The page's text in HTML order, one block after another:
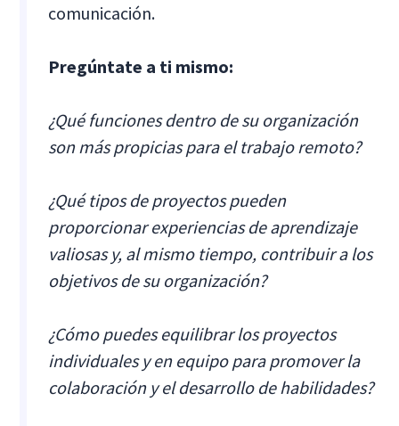
comunicación.
Pregúntate a ti mismo:
¿Qué funciones dentro de su organización
son más propicias para el trabajo remoto?
¿Qué tipos de proyectos pueden
proporcionar experiencias de aprendizaje
valiosas y, al mismo tiempo, contribuir a los
objetivos de su organización?
¿Cómo puedes equilibrar los proyectos
individuales y en equipo para promover la
colaboración y el desarrollo de habilidades?